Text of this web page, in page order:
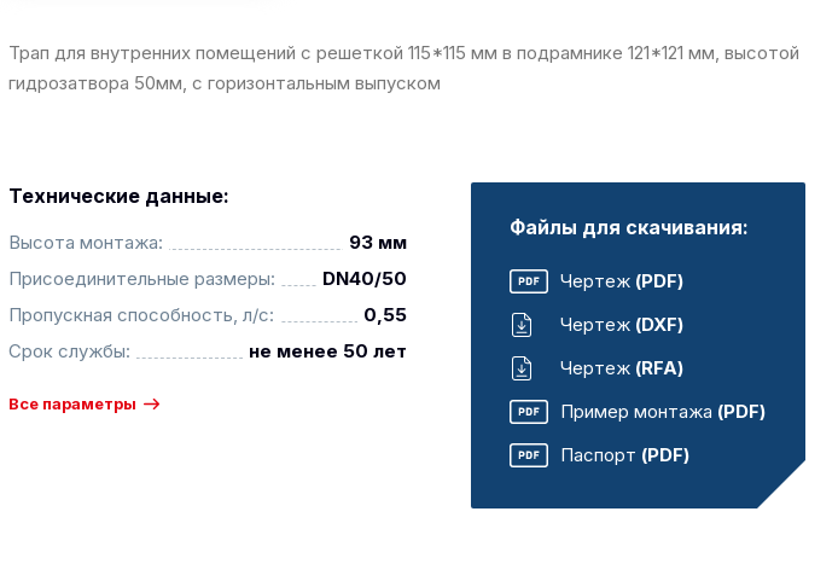
Трап для внутренних помещений с решеткой 115*115 мм в подрамнике 121*121 мм, высотой
гидрозатвора 50мм, с горизонтальным выпуском
Технические данные:
Высота монтажа:
93 мм
Присоединительные размеры:
DN40/50
Пропускная способность, л/с:
0,55
Срок службы:
не менее 50 лет
Все параметры
Файлы для скачивания:
Чертеж (PDF)
Чертеж (DXF)
Чертеж (RFA)
Пример монтажа (PDF)
Паспорт (PDF)